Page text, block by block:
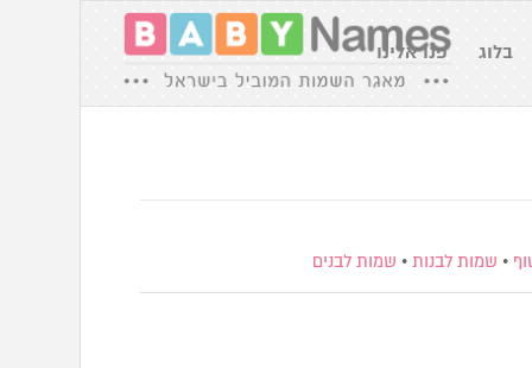
בלוג פנו אלינו
• שמות לבנות • שמות לבנים